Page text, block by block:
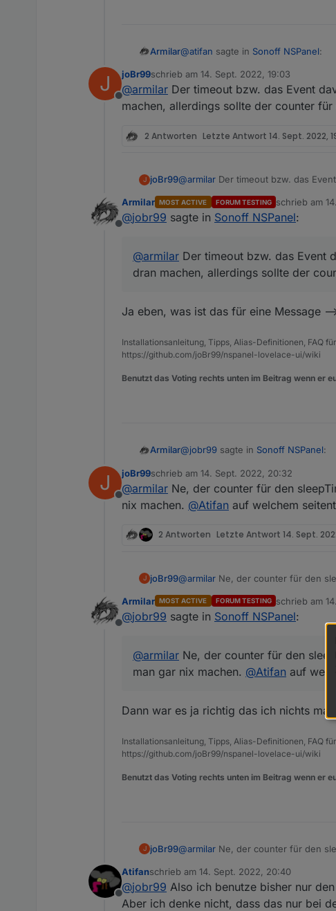
Armilar@atifan sagte in Sonoff NSPanel:
@Armilar
Ich hab eine Kleinigkeit die mir
nix schlimmes aber evtl. könnte
Es gibt ja die Einstellung für den
zwischendurch das Ding
wird.
Das hätte zur Folge, dass man
Ich sehe mir das mal an.
J
Offline
joBr99schrieb am 14. Sept. 2022, 19:03
zuletzt editiert von
@armilar Der timeout bzw. das Event
machen, allerdings sollte der counter
2 Antworten Letzte Antwort 14. Sept. 2022,
J joBr99@armilar Der timeout bzw. das
Offline
Armilar MOST ACTIVE FORUM TESTING schrieb am
zuletzt
@jobr99 sagte in Sonoff NSPanel:
@armilar Der timeout bzw. das Event
dran machen, allerdings sollte der
Ja eben, was ist das für eine Message
Installationsanleitung, Tipps, Alias-Definitionen, FAQ
https://github.com/joBr99/nspanel-lovelace-ui/wiki
Benutzt das Voting rechts unten im Beitrag wenn er
Armilar@jobr99 sagte in Sonoff NSPanel:
@armilar Der timeout bzw. das
machen, allerdings sollte der
Ja eben, was ist das für eine
J
Offline
joBr99schrieb am 14. Sept. 2022, 20:32
zuletzt editiert von
@armilar Ne, der counter für den
nix machen. @Atifan auf welchem
2 Antworten Letzte Antwort 14. Sept.
J joBr99@armilar Ne, der counter für den
Offline
Armilar MOST ACTIVE FORUM TESTING schrieb am
zuletzt
@jobr99 sagte in Sonoff NSPanel:
@armilar Ne, der counter für den
man gar nix machen. @Atifan auf
Dann war es ja richtig das ich nichts
Installationsanleitung, Tipps, Alias-Definitionen, FAQ
https://github.com/joBr99/nspanel-lovelace-ui/wiki
Benutzt das Voting rechts unten im Beitrag wenn er
J joBr99@armilar Ne, der counter für den
Offline
Atifanschrieb am 14. Sept. 2022, 20:40
zuletzt editiert von
@jobr99 Also ich benutze bisher nur
Aber ich denke nicht, dass das nur bei